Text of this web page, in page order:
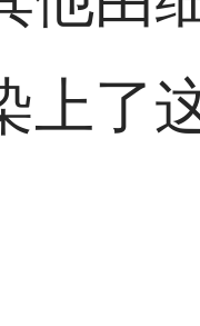
上了